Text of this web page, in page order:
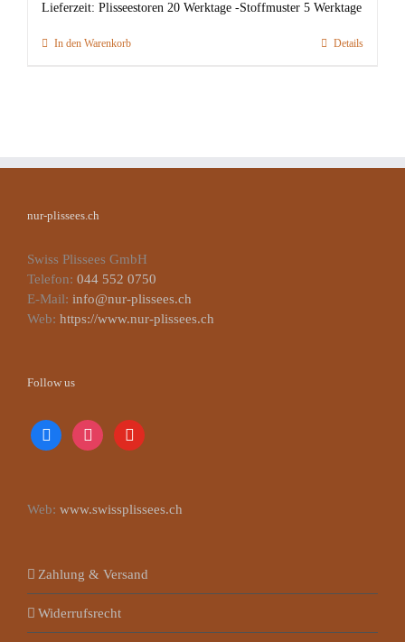
Lieferzeit: Plisseestoren 20 Werktage -Stoffmuster 5 Werktage
In den Warenkorb Details
nur-plissees.ch
Swiss Plissees GmbH
Telefon: 044 552 0750
E-Mail: info@nur-plissees.ch
Web: https://www.nur-plissees.ch
Follow us
facebookinstagramyoutube
Web: www.swissplissees.ch
Zahlung & Versand
Widerrufsrecht